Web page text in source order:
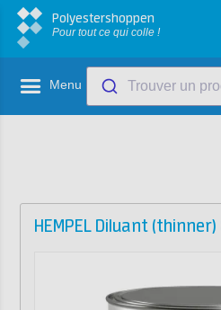
Polyestershoppen
Pour tout ce qui colle !
Menu Trouver un
HEMPEL Diluant (thinner)